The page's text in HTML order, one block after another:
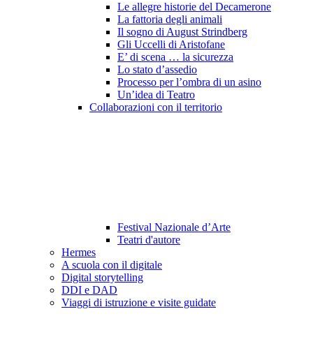
Le allegre historie del Decamerone
La fattoria degli animali
Il sogno di August Strindberg
Gli Uccelli di Aristofane
E’ di scena … la sicurezza
Lo stato d’assedio
Processo per l’ombra di un asino
Un’idea di Teatro
Collaborazioni con il territorio
Festival Nazionale d’Arte
Teatri d'autore
Hermes
A scuola con il digitale
Digital storytelling
DDI e DAD
Viaggi di istruzione e visite guidate